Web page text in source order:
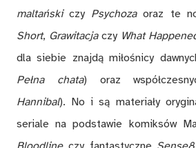
maltańskiczy Psychozaoraz te
Short, Grawitacjaczy What
dla siebie znajdą miłośnicy
Pełna chata) oraz
Hannibal). No i są materiały
seriale na podstawie komiksów